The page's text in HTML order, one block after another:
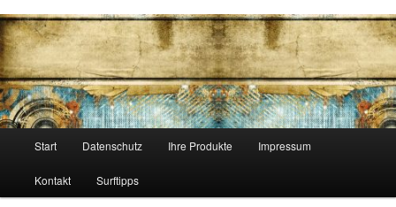
Start Datenschutz Ihre Produkte Impressum
Kontakt Surftipps